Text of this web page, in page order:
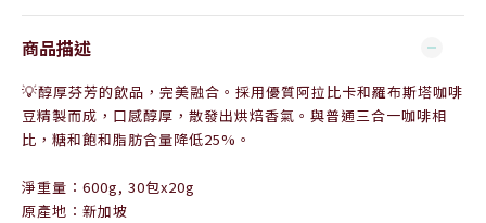
商品描述
💡醇厚芬芳的飲品，完美融合。採用優質阿拉比卡和羅布斯塔咖啡
豆精製而成，口感醇厚，散發出烘焙香氣。與普通三合一咖啡相
比，糖和飽和脂肪含量降低25%。
淨重量：600g, 30包x20g
原產地：新加坡